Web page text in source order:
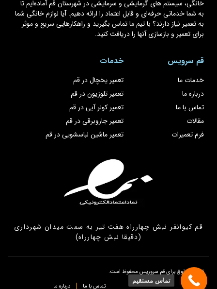
خانگی، سیستم های گرمایشی و سرمایشی در شهرستان قم آماده‌ایم تا
به شما خدماتی حرفه‌ای و قابل اعتماد را ارائه دهیم. آیا لوازم خانگی شما
به تعمیر نیاز دارند؟ با تیم ما تماس بگیرید و راهکارهایی سریع و موثر
برای تعمیر و بازسازی آنها را دریافت کنید.
قم سرویس
خدمات ما
درباره ما
تماس با ما
مقالات
فرم تعمیرات
خدمات
تعمیر یخچال در قم
تعمیر تلوزیون در قم
تعمیر کولر آبی در قم
تعمیر جاروبرقی در قم
تعمیر ماشین لباسشویی در قم
قم کیوانفر نبش چهارراه هفت تیر به سمت میدان شهرداری
(دقیقا نبش چهارراه)
تمامی حقوق برای قم سروریس محفوظ است.
تماس با ما
درباره ما
تماس مستقیم